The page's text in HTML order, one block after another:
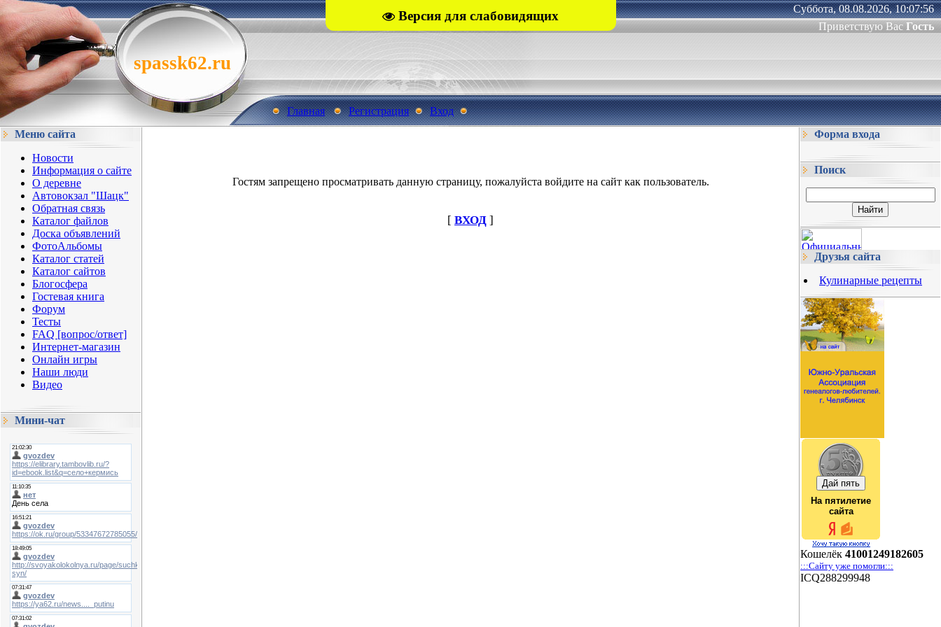
Версия для слабовидящих
spassk62.ru
Суббота, 08.08.2026, 10:07:56
Приветствую Вас Гость
Главная Регистрация
Вход
Меню сайта
Новости
Информация о сайте
О деревне
Автовокзал "Шацк"
Обратная связь
Каталог файлов
Доска объявлений
ФотоАльбомы
Каталог статей
Каталог сайтов
Блогосфера
Гостевая книга
Форум
Тесты
FAQ [вопрос/ответ]
Интернет-магазин
Онлайн игры
Наши люди
Видео
Мини-чат
Гостям запрещено просматривать данную страницу, пожалуйста войдите на сайт как пользователь.
[ ВХОД ]
Форма входа
Поиск
Друзья сайта
Кулинарные рецепты
На пятилетие
сайта
Кошелёк 41001249182605
:::Сайту уже помогли:::
ICQ288299948